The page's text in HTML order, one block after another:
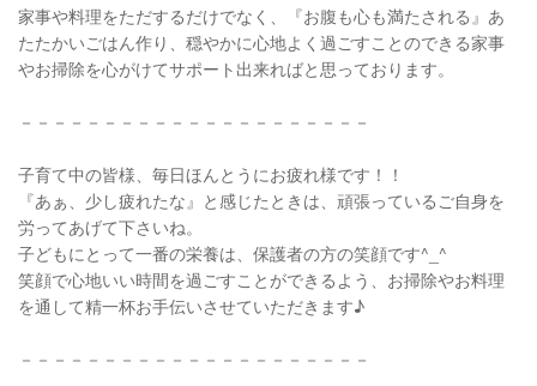
家事や料理をただするだけでなく、『お腹も心も満たされる』あ
たたかいごはん作り、穏やかに心地よく過ごすことのできる家事
やお掃除を心がけてサポート出来ればと思っております。
－－－－－－－－－－－－－－－－－－－－－
子育て中の皆様、毎日ほんとうにお疲れ様です！！
『あぁ、少し疲れたな』と感じたときは、頑張っているご自身を
労ってあげて下さいね。
子どもにとって一番の栄養は、保護者の方の笑顔です^_^
笑顔で心地いい時間を過ごすことができるよう、お掃除やお料理
を通して精一杯お手伝いさせていただきます♪
－－－－－－－－－－－－－－－－－－－－－